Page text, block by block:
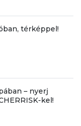
térképpel!
– nyerj
kel!